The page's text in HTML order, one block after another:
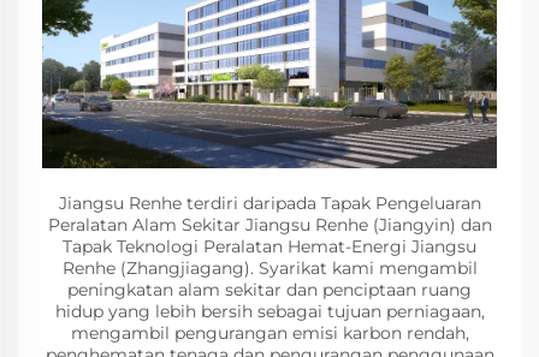
Jiangsu Renhe terdiri daripada Tapak Pengeluaran
Peralatan Alam Sekitar Jiangsu Renhe (Jiangyin) dan
Tapak Teknologi Peralatan Hemat-Energi Jiangsu
Renhe (Zhangjiagang). Syarikat kami mengambil
peningkatan alam sekitar dan penciptaan ruang
hidup yang lebih bersih sebagai tujuan perniagaan,
mengambil pengurangan emisi karbon rendah,